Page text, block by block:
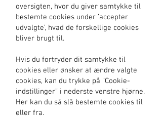
oversigten, hvor du giver samtykke til
bestemte cookies under ’accepter
udvalgte’, hvad de forskellige cookies
bliver brugt til.
Hvis du fortryder dit samtykke til
cookies eller ønsker at ændre valgte
cookies, kan du trykke på ”Cookie-
indstillinger” i nederste venstre hjørne.
Her kan du så slå bestemte cookies til
eller fra.